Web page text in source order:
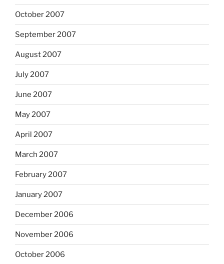
October 2007
September 2007
August 2007
July 2007
June 2007
May 2007
April 2007
March 2007
February 2007
January 2007
December 2006
November 2006
October 2006